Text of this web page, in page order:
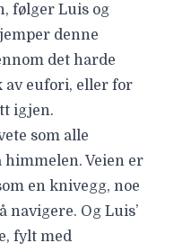
følger Luis og
denne
det harde
av eufori, eller for
igjen.
som alle
himmelen. Veien er
en knivegg, noe
Og Luis’
fylt med